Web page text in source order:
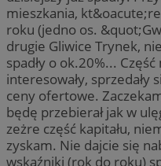
mieszkania,
roku (jedno os.
drugie Gliwice Trynek,
spadły o ok.20%...
interesowały, sprzedały
ceny ofertowe.
będę przebierał jak w
zeżre część kapitału,
zyskam. Nie dajcie się
wskaźniki (rok do roku)